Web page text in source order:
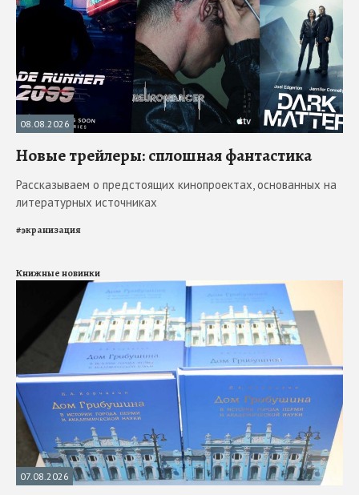
08.08.2026
Новые трейлеры: сплошная фантастика
Рассказываем о предстоящих кинопроектах, основанных на
литературных источниках
#экранизация
Книжные новинки
07.08.2026